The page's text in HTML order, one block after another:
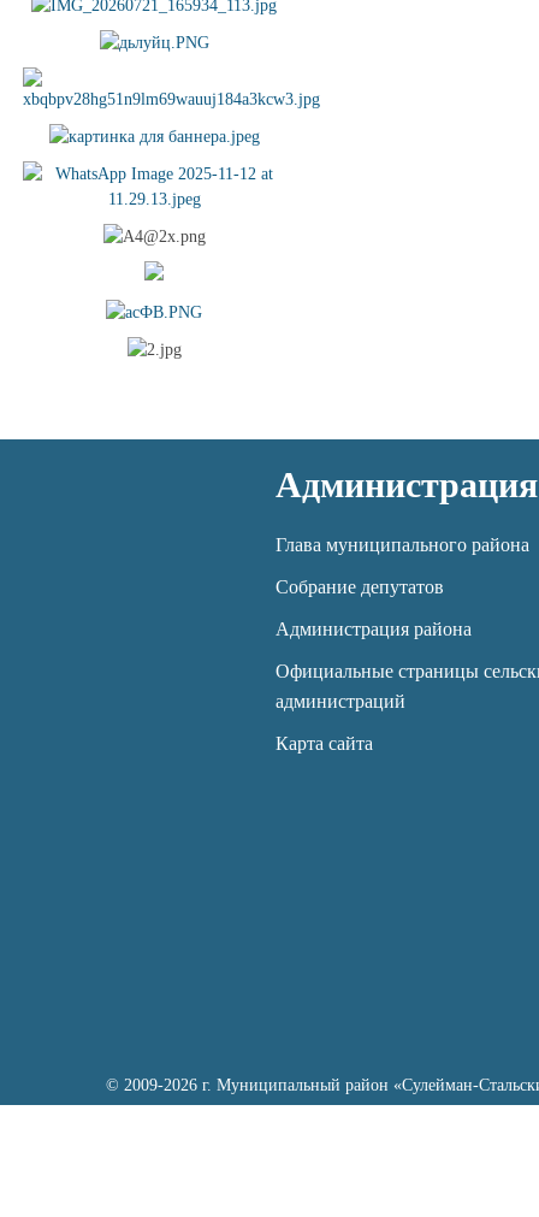
Администрация
Глава муниципального района
Собрание депутатов
Администрация района
Официальные страницы
администраций
Карта сайта
© 2009-2026 г. Муниципальный район «Сулейман-